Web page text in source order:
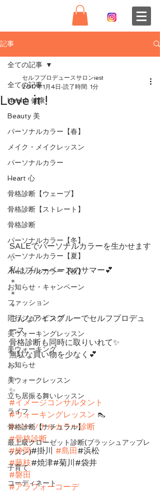
記事
全ての記事
Health 健康
Beauty 美
パーソナルカラー【春】
メイク・メイクレッスン
パーソナルカラー
Heart 心
骨格診断【ウェーブ】
骨格診断【ストレート】
骨格診断
パーソナルカラー【冬】
パーソナルカラー【夏】
パーソナルカラー【秋】
お知らせ・キャンペーン
ファッション
同行ショッピング
美ウォーキングレッスン
美ウォーキング
お知らせ
美ウォークレッスン
立ち居振る舞いレッスン
ライフ
骨格診断【ナチュラル】
最上級クローゼット診断(ブラッシュアップレ
ッスン)
子育て
コーディネート
全ての記事
Love it !
セルフプロデュースサロンiest
2017年1月4日 読了時間: 1分
SALEでパーソナルカラーを生かせます
✨
私はブルーベースのサマー💕
＊
＊
＊
こんなアイスブルーでセルフプロデュ
ース
骨格診断も同時に取りいれて✨
無駄な買い物を少なく💕
✨
✨
✨
#イメージコンサルタント
#ウォーキングレッスン 👠
#パーソナルカラー診断
#骨格診断
#静岡#掛川 #島田#浜松
#藤枝#焼津#菊川#袋井
#磐田
#アラフォーコーデ